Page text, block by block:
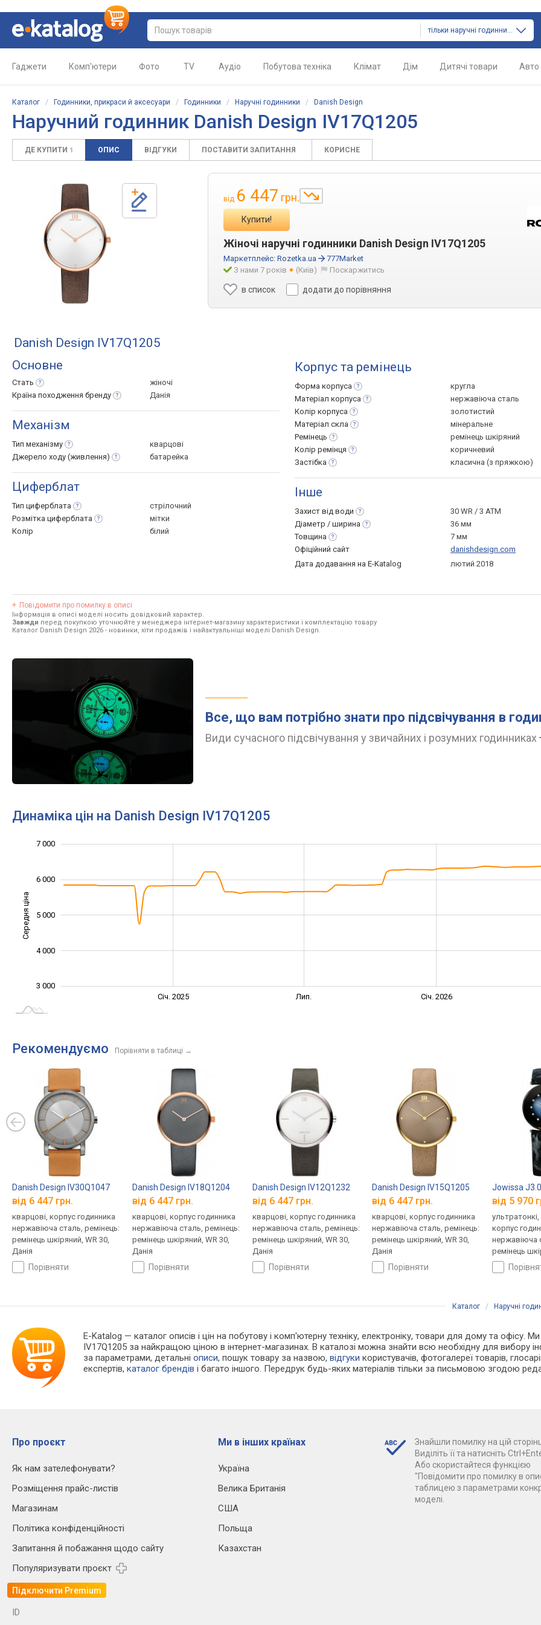
тільки наручні годинники
Гаджети Комп'ютери Фото TV Аудіо Побутова техніка Клімат Дім Дитячі товари Авто
Каталог / Годинники, прикраси й аксесуари / Годинники / Наручні годинники / Danish Design
Наручний годинник Danish Design IV17Q1205
ДЕ КУПИТИ 1 ОПИС ВІДГУКИ ПОСТАВИТИ ЗАПИТАННЯ КОРИСНЕ
від 6 447 грн.
Купити!
Жіночі наручні годинники Danish Design IV17Q1205
Маркетплейс: Rozetka.ua
777Market
З нами 7 років
(Київ) Поскаржитись
в список додати до порівняння
Danish Design IV17Q1205
Основне
Стать
жіночі
Країна походження бренду Данія
Механізм
Тип механізму
кварцові
Джерело ходу (живлення) батарейка
Циферблат
Тип циферблата
стрілочний
Розмітка циферблата
мітки
Колір
білий
Корпус та ремінець
Форма корпуса
кругла
Матеріал корпуса
нержавіюча сталь
Колір корпуса
золотистий
Матеріал скла
мінеральне
Ремінець
ремінець шкіряний
Колір ремінця
коричневий
Застібка
класична (з пряжкою)
Інше
Захист від води
30 WR / 3 ATM
Діаметр / ширина
36 мм
Товщина
7 мм
Офіційний сайт
danishdesign.com
Дата додавання на E-Katalog
лютий 2018
Повідомити про помилку в описі
Інформація в описі моделі носить довідковий характер.
Завжди перед покупкою уточнюйте у менеджера інтернет-магазину характеристики і комплектацію товару
Каталог Danish Design 2026 - новинки, хіти продажів і найактуальніші моделі Danish Design.
Все, що вам потрібно знати про підсвічування в
Види сучасного підсвічування у звичайних і розумних годинниках
Динаміка цін на Danish Design IV17Q1205
Середня ціна 3 500
3 000
4 000
5 000
6 000
7 000
Січ. 2025 Лип. Січ. 2026
Рекомендуємо Порівняти в таблиці →
Danish Design IV30Q1047
від 6 447 грн.
кварцові, корпус годинника
нержавіюча сталь, ремінець:
ремінець шкіряний, WR 30,
Данія
порівняти
Danish Design IV18Q1204
від 6 447 грн.
кварцові, корпус годинника
нержавіюча сталь, ремінець:
ремінець шкіряний, WR 30,
Данія
порівняти
Danish Design IV12Q1232
від 6 447 грн.
кварцові, корпус годинника
нержавіюча сталь, ремінець:
ремінець шкіряний, WR 30,
Данія
порівняти
Danish Design IV15Q1205
від 6 447 грн.
кварцові, корпус годинника
нержавіюча сталь, ремінець:
ремінець шкіряний, WR 30,
Данія
порівняти
Jowissa
від 5 970
корпус
нержавіюча
ремінець
Швейцарія
Каталог / Наручні
E-Katalog — каталог описів і цін на побутову і комп'ютерну техніку, електроніку, товари для дому та офісу.
IV17Q1205 за найкращою ціною в інтернет-магазинах. В каталозі можна знайти всю необхідну для вибору
за параметрами, детальніописи, пошук товару за назвою,відгуки користувачів, фотогалереї товарів,
експертів,каталог брендів і багато іншого. Передрук будь-яких матеріалів тільки за письмовою згодою
Про проєкт
Як нам зателефонувати?
Розміщення прайс-листів
Магазинам
Політика конфіденційності
Запитання й побажання щодо сайту
Популяризувати проєкт
Підключити Premium
Ми в інших країнах
Україна
Велика Британія
США
Польща
Казахстан
Знайшли помилку на цій
Виділіть її та натисніть
Або скористайтеся функцією
"Повідомити про помилку в
таблицею з параметрами
моделі.
ID